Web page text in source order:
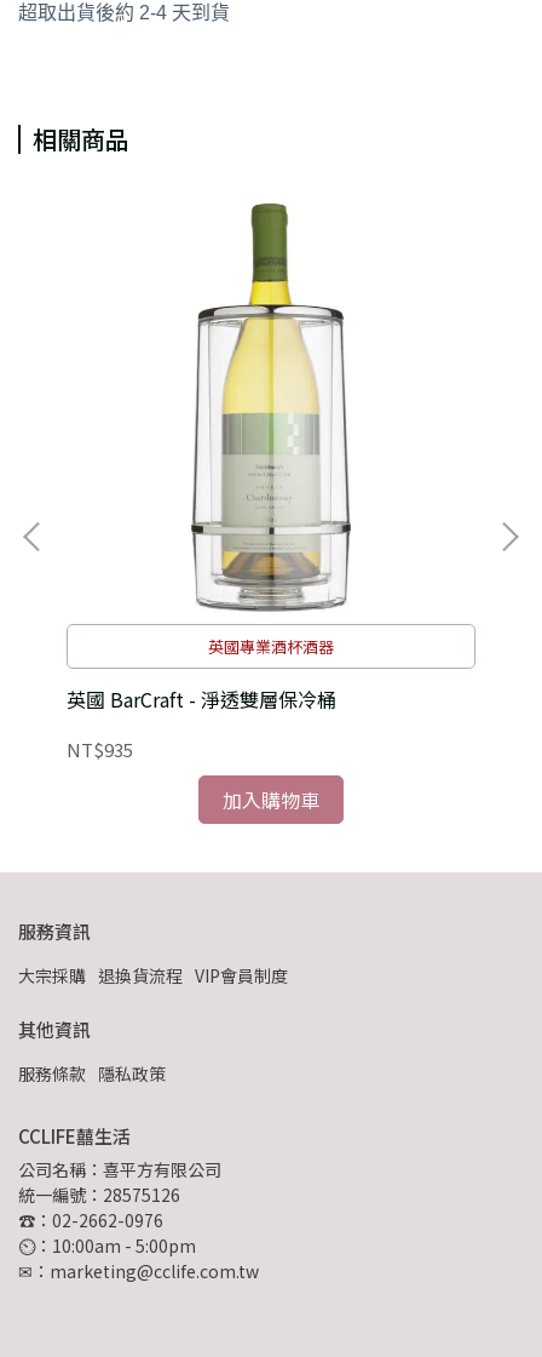
超取出貨後約 2-4 天到貨
相關商品
英國專業酒杯酒器
英國 BarCraft - 淨透雙層保冷桶
NT$935
加入購物車
服務資訊
大宗採購 退換貨流程 VIP會員制度
其他資訊
服務條款 隱私政策
CCLIFE囍生活
公司名稱：喜平方有限公司
統一編號：28575126
☎：02-2662-0976
⏲︎：10:00am - 5:00pm
✉：marketing@cclife.com.tw